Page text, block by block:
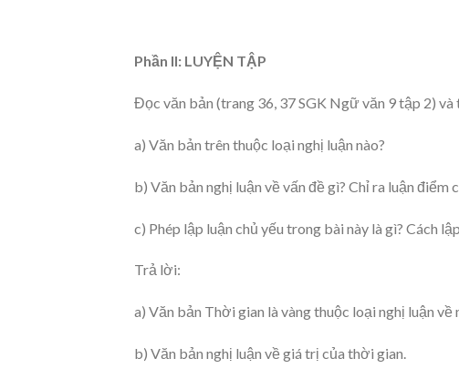
Phần II: LUYỆN TẬP
Đọc văn bản (trang 36, 37 SGK Ngữ văn 9 tập 2) và
a) Văn bản trên thuộc loại nghị luận nào?
b) Văn bản nghị luận về vấn đề gì? Chỉ ra luận điểm
c) Phép lập luận chủ yếu trong bài này là gì? Cách
Trả lời:
a) Văn bản Thời gian là vàng thuộc loại nghị luận
b) Văn bản nghị luận về giá trị của thời gian.